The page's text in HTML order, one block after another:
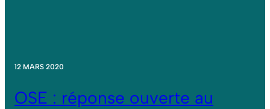
12 MARS 2020
OSE : réponse ouverte au